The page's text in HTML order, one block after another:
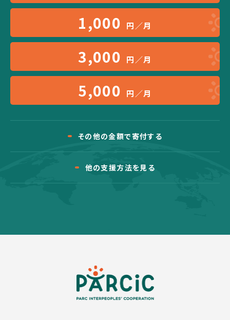
1,000 円／月
3,000 円／月
5,000 円／月
その他の金額で寄付する
他の支援方法を見る